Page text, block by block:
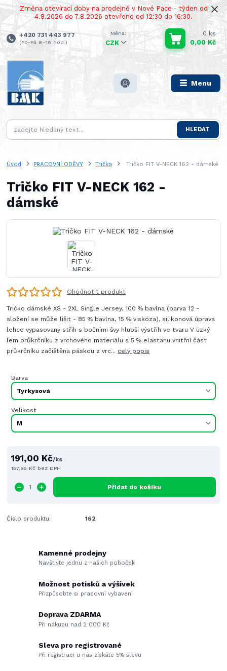
Změna otevírací doby na prodejně v Nové Pace - týden od
4.8.2026 do 7.8.2026 otevřeno od 12:30 do 16:30.
Menu
CZK
HLEDAT
+420 731 443 977
(Po-Pá 8–16 hod.)
0 ks
0,00 Kč
Úvod PRACOVNÍ ODĚVY Trička Tričko FIT V-NECK 162 - dámské
Tričko FIT V-NECK 162 -
dámské
Ohodnotit produkt
Tričko dámské XS - 2XL Single Jersey, 100 % bavlna (barva 12 -
složení se může lišit - 85 % bavlna, 15 % viskóza), silikonová úprava
lehce vypasovaný střih s bočními švy hlubší výstřih ve tvaru V úzký
lem průkrčníku z vrchového materiálu s 5 % elastanu vnitřní část
průkrčníku začištěna páskou z vrc... celý popis
Barva
Velikost
191,00 Kč/ks
157,85 Kč bez DPH
Přidat do košíku
Číslo produktu: 162
Kamenné prodejny
Navštivte jednu z našich poboček
Možnost potisků a výšivek
Přizpůsobte si pracovní vybavení
Doprava ZDARMA
Při nákupu nad 2 000 Kč
Sleva pro registrované
Při registraci u nás získáte 5% slevu